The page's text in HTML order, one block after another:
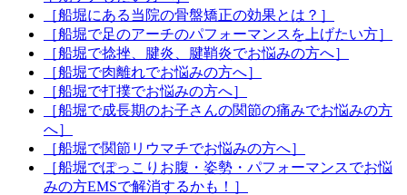
［船堀にある当院の骨盤矯正の効果とは？］
［船堀で足のアーチのパフォーマンスを上げたい方］
［船堀で捻挫、腱炎、腱鞘炎でお悩みの方へ］
［船堀で肉離れでお悩みの方へ］
［船堀で打撲でお悩みの方へ］
［船堀で成長期のお子さんの関節の痛みでお悩みの方
へ］
［船堀で関節リウマチでお悩みの方へ］
［船堀でぽっこりお腹・姿勢・パフォーマンスでお悩
みの方EMSで解消するかも！］